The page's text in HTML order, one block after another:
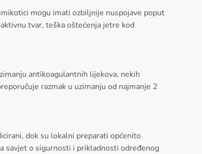
mogu imati ozbiljnije nuspojave poput
tvar, teška oštećenja jetre kod
antikoagulantnih lijekova, nekih
razmak u uzimanju od najmanje 2
dok su lokalni preparati općenito
savjet o sigurnosti i prikladnosti određenog